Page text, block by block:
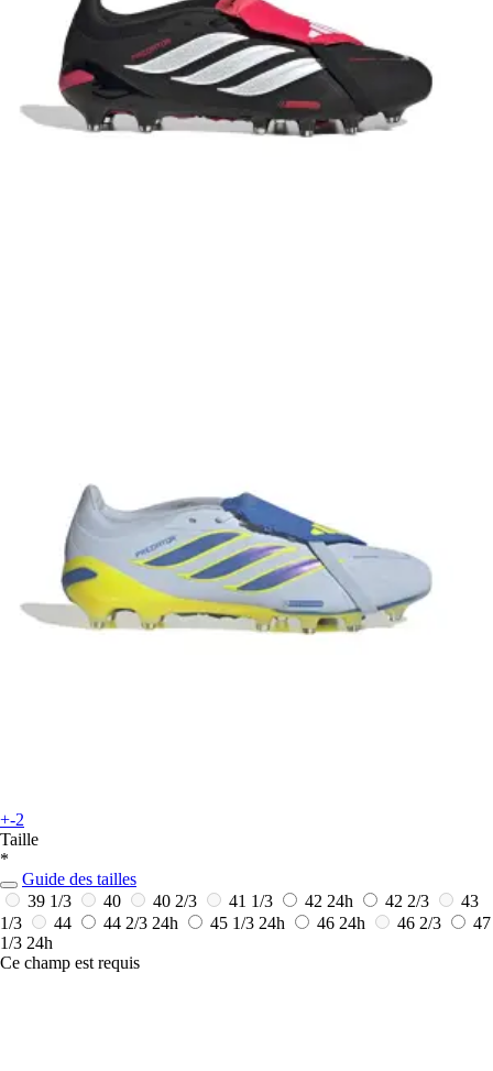
+-2
Taille
*
Guide des tailles
39 1/3
40 40 2/3 41 1/3 42 24h 42 2/3
43
1/3
44 44 2/3 24h 45 1/3 24h 46 24h 46 2/3
47
1/3 24h
Ce champ est requis